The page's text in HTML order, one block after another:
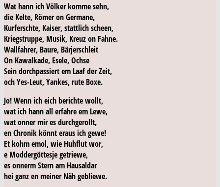
Wat hann ich Völker komme sehn,
die Kelte, Römer on Germane,
Kurferschte, Kaiser, stattlich scheen,
Kriegstruppe, Musik, Kreuz on Fahne.
Wallfahrer, Baure, Bärjerschleit
On Kawalkade, Esele, Ochse
Sein dorchpassiert em Laaf der Zeit,
och Yes-Leut, Yankes, rute Boxe.
Jo! Wenn ich eich berichte wollt,
wat ich hannall erfahre em Lewe,
wat onner mir es durchgerollt,
en Chronik könnt eraus ich gewe!
Et kohm emol, wie Huhflut wor,
e Moddergöttesje getriewe,
es onnerm Stern am Hausaldar
hei ganz en meiner Näh gebliewe.